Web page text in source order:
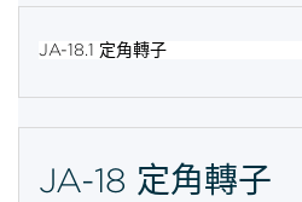
JA-18.1 定角轉子
JA-18 定角轉子